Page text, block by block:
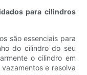
para cilindros
são essenciais para
do cilindro do seu
o cilindro em
e resolva